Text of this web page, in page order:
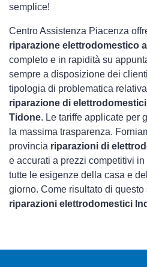
semplice!
Centro Assistenza Piacenza
riparazione elettrodomestico
completo e in rapidità su
sempre a disposizione dei
tipologia di problematica
riparazione di
Tidone. Le tariffe applicate per
la massima trasparenza.
provincia riparazioni di
e accurati a prezzi competitivi
tutte le esigenze della casa e
giorno. Come risultato di
riparazioni elettrodomestici